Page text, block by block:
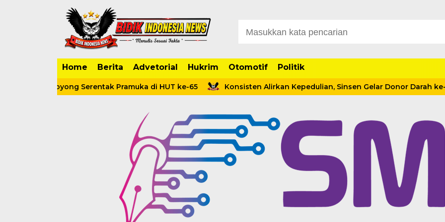
Home Berita Advetorial Hukrim Otomotif Politik
Royong Serentak Pramuka di HUT ke-65 Konsisten Alirkan Kepedulian, Sinsen Gelar Donor Darah ke-23